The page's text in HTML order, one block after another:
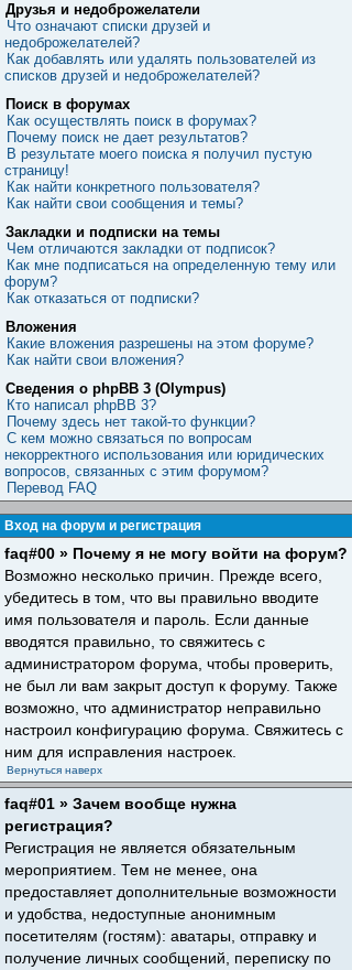
Друзья и недоброжелатели
Что означают списки друзей и
недоброжелателей?
Как добавлять или удалять пользователей из
списков друзей и недоброжелателей?
Поиск в форумах
Как осуществлять поиск в форумах?
Почему поиск не дает результатов?
В результате моего поиска я получил пустую
страницу!
Как найти конкретного пользователя?
Как найти свои сообщения и темы?
Закладки и подписки на темы
Чем отличаются закладки от подписок?
Как мне подписаться на определенную тему или
форум?
Как отказаться от подписки?
Вложения
Какие вложения разрешены на этом форуме?
Как найти свои вложения?
Сведения о phpBB 3 (Olympus)
Кто написал phpBB 3?
Почему здесь нет такой-то функции?
С кем можно связаться по вопросам
некорректного использования или юридических
вопросов, связанных с этим форумом?
Перевод FAQ
Вход на форум и регистрация
faq#00 » Почему я не могу войти на форум?
Возможно несколько причин. Прежде всего,
убедитесь в том, что вы правильно вводите
имя пользователя и пароль. Если данные
вводятся правильно, то свяжитесь с
администратором форума, чтобы проверить,
не был ли вам закрыт доступ к форуму. Также
возможно, что администратор неправильно
настроил конфигурацию форума. Свяжитесь с
ним для исправления настроек.
Вернуться наверх
faq#01 » Зачем вообще нужна
регистрация?
Регистрация не является обязательным
мероприятием. Тем не менее, она
предоставляет дополнительные возможности
и удобства, недоступные анонимным
посетителям (гостям): аватары, отправку и
получение личных сообщений, переписку по